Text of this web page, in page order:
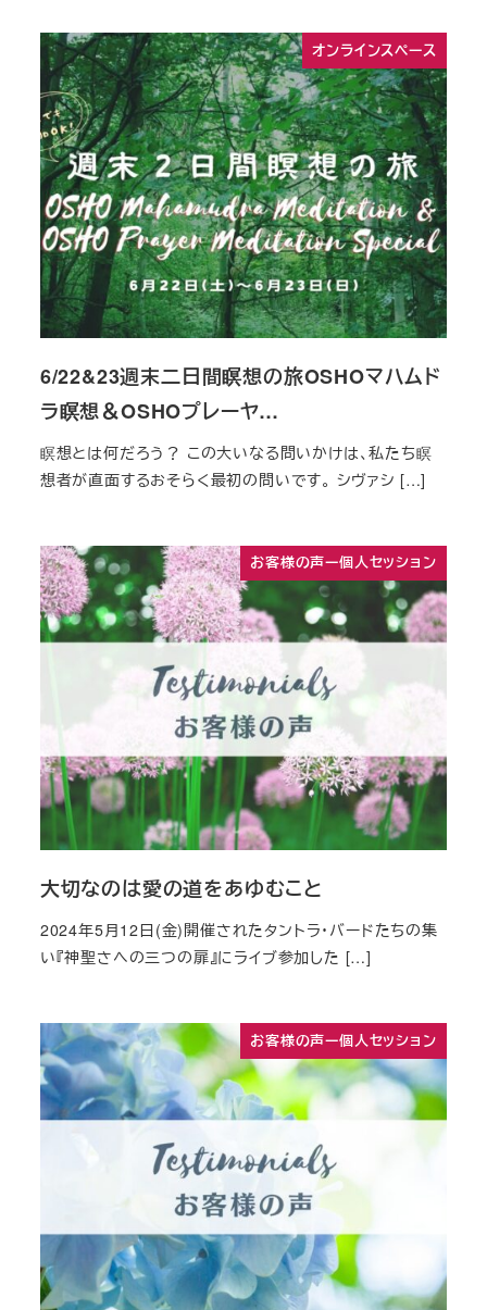
オンラインスペース
6/22&23週末二日間瞑想の旅OSHOマハムド
ラ瞑想＆OSHOプレーヤ…
瞑想とは何だろう？ この大いなる問いかけは、私たち瞑
想者が直面するおそらく最初の問いです。 シヴァシ […]
お客様の声ー個人セッション
大切なのは愛の道をあゆむこと
2024年5月12日(金)開催されたタントラ・バードたちの集
い『神聖さへの三つの扉』にライブ参加した […]
お客様の声ー個人セッション